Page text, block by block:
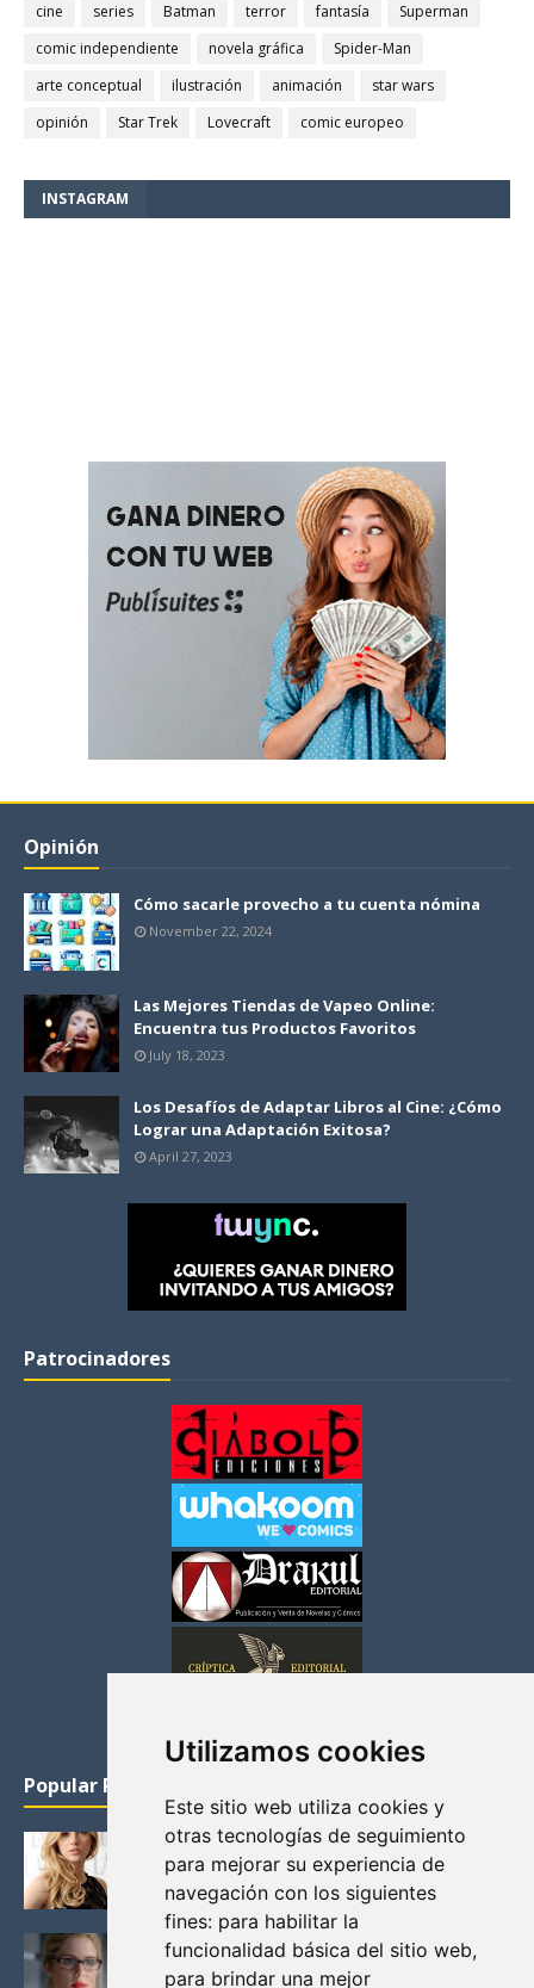
Utilizamos cookies
Este sitio web utiliza cookies y
otras tecnologías de seguimiento
para mejorar su experiencia de
navegación con los siguientes
fines: para habilitar la
funcionalidad básica del sitio web,
para brindar una mejor
cine series Batman terror fantasía
Superman
comic independiente
novela gráfica
Spider-Man
arte conceptual
ilustración animación
star wars
opinión
Star Trek Lovecraft comic europeo
INSTAGRAM
Opinión
Cómo sacarle provecho a tu cuenta nómina
November 22, 2024
Las Mejores Tiendas de Vapeo Online:
Encuentra tus Productos Favoritos
July 18, 2023
Los Desafíos de Adaptar Libros al Cine: ¿Cómo
Lograr una Adaptación Exitosa?
April 27, 2023
Patrocinadores
Popular Posts
KATHERYN WINNICK: LA ACTRIZ MAS GUAPA DE
VIKINGOS
Junio 14, 2013
FELICITY (EMILY BETT RICKARDS), LAS FOTOS
MAS BONITAS DE LA ALIADA DE ARROW